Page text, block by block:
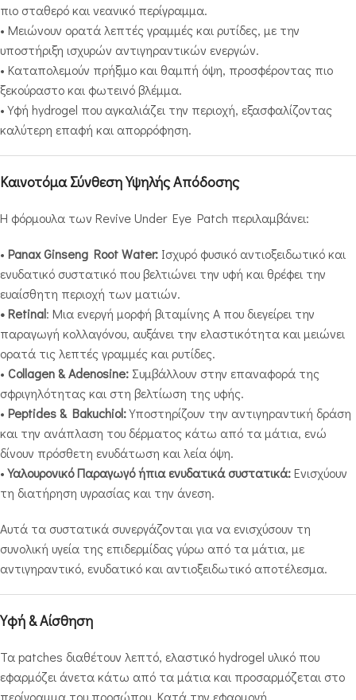
πιο σταθερό και νεανικό περίγραμμα.
• Μειώνουν ορατά λεπτές γραμμές και ρυτίδες, με την
υποστήριξη ισχυρών αντιγηραντικών ενεργών.
• Καταπολεμούν πρήξιμο και θαμπή όψη, προσφέροντας πιο
ξεκούραστο και φωτεινό βλέμμα.
• Υφή hydrogel που αγκαλιάζει την περιοχή, εξασφαλίζοντας
καλύτερη επαφή και απορρόφηση.
Καινοτόμα Σύνθεση Υψηλής Απόδοσης
Η φόρμουλα των Revive Under Eye Patch περιλαμβάνει:
• Panax Ginseng Root Water: Ισχυρό φυσικό αντιοξειδωτικό και
ενυδατικό συστατικό που βελτιώνει την υφή και θρέφει την
ευαίσθητη περιοχή των ματιών.
• Retinal: Μια ενεργή μορφή βιταμίνης A που διεγείρει την
παραγωγή κολλαγόνου, αυξάνει την ελαστικότητα και μειώνει
ορατά τις λεπτές γραμμές και ρυτίδες.
• Collagen & Adenosine: Συμβάλλουν στην επαναφορά της
σφριγηλότητας και στη βελτίωση της υφής.
• Peptides & Bakuchiol:Υποστηρίζουν την αντιγηραντική δράση
και την ανάπλαση του δέρματος κάτω από τα μάτια, ενώ
δίνουν πρόσθετη ενυδάτωση και λεία όψη.
•Υαλουρονικό Παραγωγό ήπια ενυδατικά συστατικά:Ενισχύουν
τη διατήρηση υγρασίας και την άνεση.
Αυτά τα συστατικά συνεργάζονται για να ενισχύσουν τη
συνολική υγεία της επιδερμίδας γύρω από τα μάτια, με
αντιγηραντικό, ενυδατικό και αντιοξειδωτικό αποτέλεσμα.
Υφή & Αίσθηση
Τα patches διαθέτουν λεπτό, ελαστικό hydrogel υλικό που
εφαρμόζει άνετα κάτω από τα μάτια και προσαρμόζεται στο